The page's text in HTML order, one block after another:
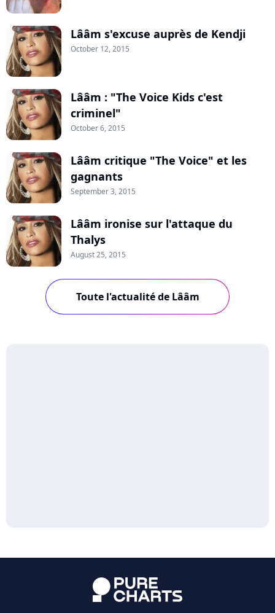
Lââm s'excuse auprès de Kendji
October 12, 2015
Lââm : "The Voice Kids c'est
criminel"
October 6, 2015
Lââm critique "The Voice" et les
gagnants
September 3, 2015
Lââm ironise sur l'attaque du
Thalys
August 25, 2015
Toute l'actualité de Lââm